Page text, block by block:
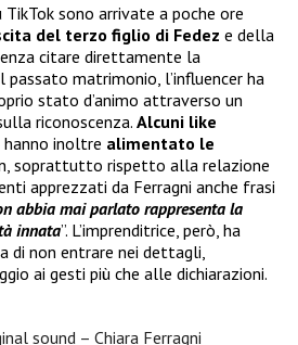
TikTok sono arrivate a poche ore
del terzo figlio di Fedez e della
citare direttamente la
matrimonio, l’influencer ha
stato d’animo attraverso un
riconoscenza. Alcuni like
hanno inoltre alimentato le
soprattutto rispetto alla relazione
apprezzati da Ferragni anche frasi
abbia mai parlato rappresenta la
innata”. L’imprenditrice, però, ha
di non entrare nei dettagli,
ai gesti più che alle dichiarazioni.
sound – Chiara Ferragni